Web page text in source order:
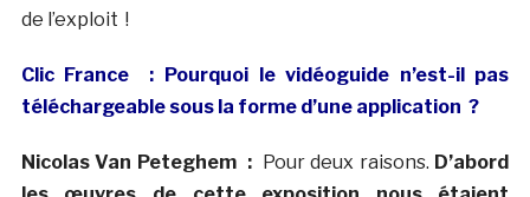
de l’exploit !
Clic France : Pourquoi le vidéoguide n’est-il pas
téléchargeable sous la forme d’une application ?
Nicolas Van Peteghem : Pour deux raisons. D’abord